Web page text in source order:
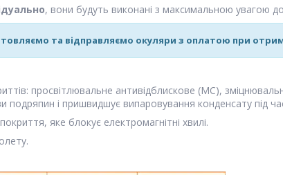
, вони будуть виконані з максимальною увагою до
та відправляємо окуляри з оплатою при
просвітлювальне антивідблискове (MC),
подряпин і пришвидшує випаровування конденсату під
яке блокує електромагнітні хвилі.